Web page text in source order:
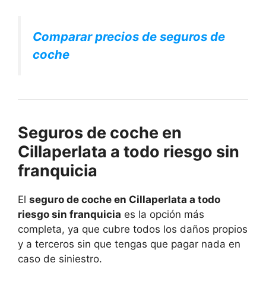
Comparar precios de seguros de
coche
Seguros de coche en
Cillaperlata a todo riesgo sin
franquicia
El seguro de coche en Cillaperlata a todo
riesgo sin franquicia es la opción más
completa, ya que cubre todos los daños propios
y a terceros sin que tengas que pagar nada en
caso de siniestro.